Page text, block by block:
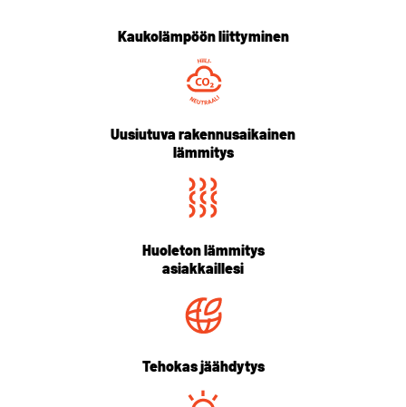
Kaukolämpöön liittyminen
Uusiutuva rakennusaikainen
lämmitys
Huoleton lämmitys
asiakkaillesi
Tehokas jäähdytys